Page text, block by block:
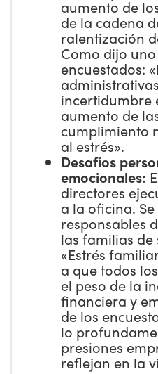
aumento de
de la cadena
ralentización
Como dijo
encuestados:
incertidumbre
aumento de
cumplimiento
al estrés».
Desafíos
emocionales:
directores
a la oficina.
responsables
las familias de
«Estrés
a que todos
el peso de la
financiera y
de los
lo
presiones
reflejan en la